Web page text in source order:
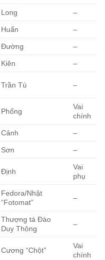
Long –
Huấn –
Đường –
Kiên –
Trần Tú –
Phống
Vai
chính
Cảnh –
Sơn –
Định
Vai
phụ
Fedora/Nhật
“Fotomat”
–
Thượng tá Đào
Duy Thông
–
Cương “Chột”
Vai
chính